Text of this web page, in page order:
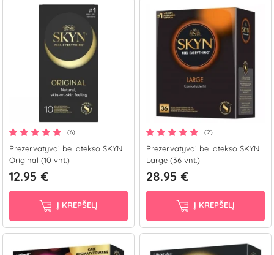
(6)
Prezervatyvai be latekso SKYN
Original (10 vnt.)
12.95 €
Į KREPŠELĮ
(2)
Prezervatyvai be latekso SKYN
Large (36 vnt.)
28.95 €
Į KREPŠELĮ